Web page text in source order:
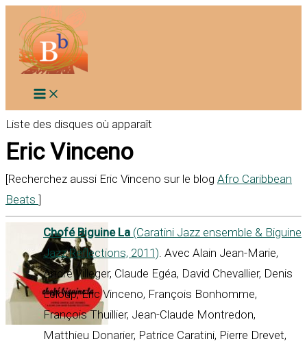
contenu
Liste des disques où apparaît
Eric Vinceno
[Recherchez aussi Eric Vinceno sur le blog Afro Caribbean
Beats ]
Chofé Biguine La (Caratini Jazz ensemble & Biguine
Jazz Reflections, 2011). Avec Alain Jean-Marie,
André Villeger, Claude Egéa, David Chevallier, Denis
Leloup, Eric Vinceno, François Bonhomme,
François Thuillier, Jean-Claude Montredon,
Matthieu Donarier, Patrice Caratini, Pierre Drevet,